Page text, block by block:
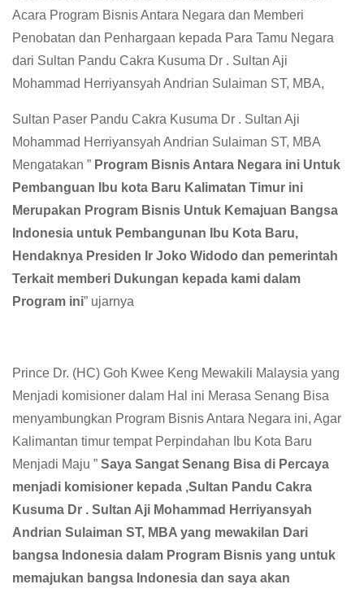
Acara Program Bisnis Antara Negara dan Memberi
Penobatan dan Penhargaan kepada Para Tamu Negara
dari Sultan Pandu Cakra Kusuma Dr . Sultan Aji
Mohammad Herriyansyah Andrian Sulaiman ST, MBA,
Sultan Paser Pandu Cakra Kusuma Dr . Sultan Aji
Mohammad Herriyansyah Andrian Sulaiman ST, MBA
Mengatakan ” Program Bisnis Antara Negara ini Untuk
Pembanguan Ibu kota Baru Kalimatan Timur ini
Merupakan Program Bisnis Untuk Kemajuan Bangsa
Indonesia untuk Pembangunan Ibu Kota Baru,
Hendaknya Presiden Ir Joko Widodo dan pemerintah
Terkait memberi Dukungan kepada kami dalam
Program ini” ujarnya
Prince Dr. (HC) Goh Kwee Keng Mewakili Malaysia yang
Menjadi komisioner dalam Hal ini Merasa Senang Bisa
menyambungkan Program Bisnis Antara Negara ini, Agar
Kalimantan timur tempat Perpindahan Ibu Kota Baru
Menjadi Maju ” Saya Sangat Senang Bisa di Percaya
menjadi komisioner kepada ,Sultan Pandu Cakra
Kusuma Dr . Sultan Aji Mohammad Herriyansyah
Andrian Sulaiman ST, MBA yang mewakilan Dari
bangsa Indonesia dalam Program Bisnis yang untuk
memajukan bangsa Indonesia dan saya akan